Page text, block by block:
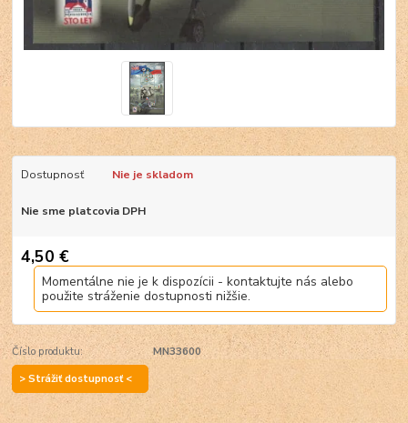
Dostupnosť Nie je skladom
Nie sme platcovia DPH
4,50 €
Momentálne nie je k dispozícii - kontaktujte nás alebo
použite stráženie dostupnosti nižšie.
Číslo produktu:
MN33600
> Strážiť dostupnosť <